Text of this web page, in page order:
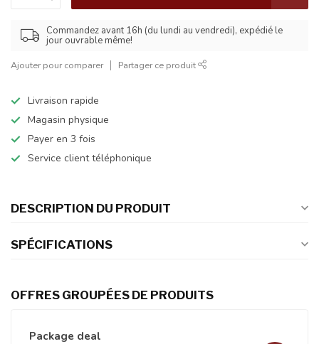
Commandez avant 16h (du lundi au vendredi), expédié le
jour ouvrable même!
Ajouter pour comparer Partager ce produit
Livraison rapide
Magasin physique
Payer en 3 fois
Service client téléphonique
DESCRIPTION DU PRODUIT
SPÉCIFICATIONS
OFFRES GROUPÉES DE PRODUITS
Package deal